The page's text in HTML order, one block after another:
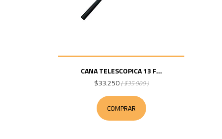
CANA TELESCOPICA 13 F...
$33.250( $35.000 )
COMPRAR